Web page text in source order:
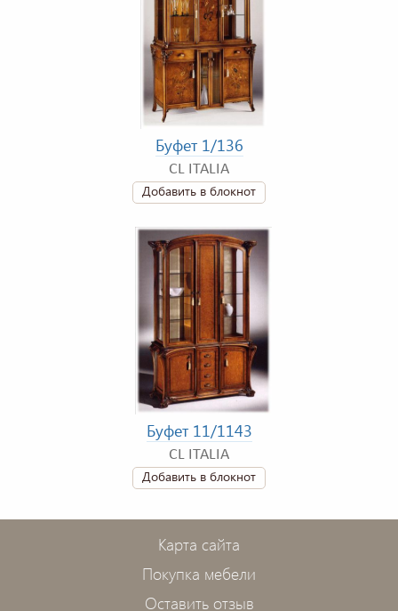
Буфет 1/136
CL ITALIA
Добавить в блокнот
Буфет 11/1143
CL ITALIA
Добавить в блокнот
Карта сайта
Покупка мебели
Оставить отзыв